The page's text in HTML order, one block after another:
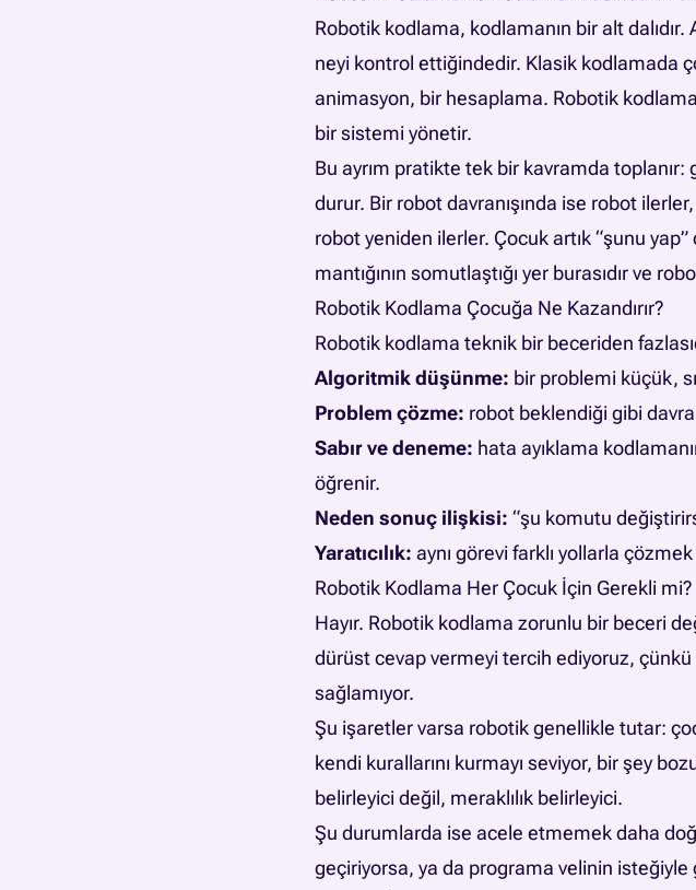
Robotik kodlama, kodlamanın bir alt
neyi kontrol ettiğindedir. Klasik kodlamada
animasyon, bir hesaplama. Robotik
bir sistemi yönetir.
Bu ayrım pratikte tek bir kavramda
durur. Bir robot davranışında ise robot
robot yeniden ilerler. Çocuk artık “şunu
mantığının somutlaştığı yer burasıdır ve
Robotik Kodlama Çocuğa Ne Kazandırır?
Robotik kodlama teknik bir beceriden
Algoritmik düşünme: bir problemi küçük,
Problem çözme: robot beklendiği gibi
Sabır ve deneme: hata ayıklama
öğrenir.
Neden sonuç ilişkisi: “şu komutu
Yaratıcılık: aynı görevi farklı yollarla
Robotik Kodlama Her Çocuk İçin Gerekli mi?
Hayır. Robotik kodlama zorunlu bir beceri
dürüst cevap vermeyi tercih ediyoruz,
sağlamıyor.
Şu işaretler varsa robotik genellikle tutar:
kendi kurallarını kurmayı seviyor, bir şey
belirleyici değil, meraklılık belirleyici.
Şu durumlarda ise acele etmemek daha
geçiriyorsa, ya da programa velinin